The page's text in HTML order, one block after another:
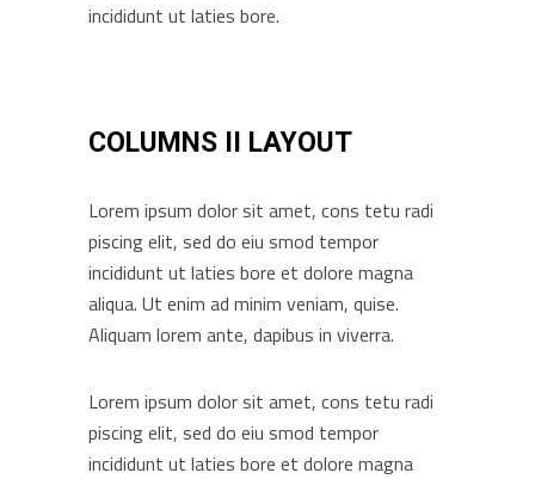
incididunt ut laties bore.
COLUMNS II LAYOUT
Lorem ipsum dolor sit amet, cons tetu radi
piscing elit, sed do eiu smod tempor
incididunt ut laties bore et dolore magna
aliqua. Ut enim ad minim veniam, quise.
Aliquam lorem ante, dapibus in viverra.
Lorem ipsum dolor sit amet, cons tetu radi
piscing elit, sed do eiu smod tempor
incididunt ut laties bore et dolore magna